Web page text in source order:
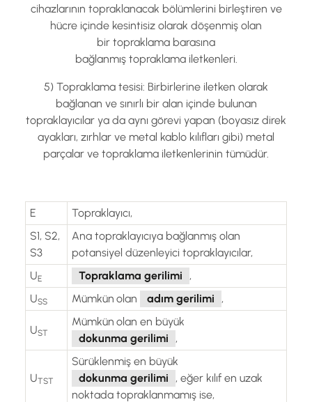
cihazlarının topraklanacak bölümlerini birleştiren ve
hücre içinde kesintisiz olarak döşenmiş olan
bir topraklama barasına
bağlanmış topraklama iletkenleri.
5) Topraklama tesisi: Birbirlerine iletken olarak
bağlanan ve sınırlı bir alan içinde bulunan
topraklayıcılar ya da aynı görevi yapan (boyasız direk
ayakları, zırhlar ve metal kablo kılıfları gibi) metal
parçalar ve topraklama iletkenlerinin tümüdür.
E
Topraklayıcı,
S1, S2,
S3
Ana topraklayıcıya bağlanmış olan
potansiyel düzenleyici topraklayıcılar,
UE Topraklama gerilimi
,
USS Mümkün olan adım gerilimi ,
UST
Mümkün olan en büyük
dokunma gerilimi
,
UTST
Sürüklenmiş en büyük
dokunma gerilimi
, eğer kılıf en uzak
noktada topraklanmamış ise,